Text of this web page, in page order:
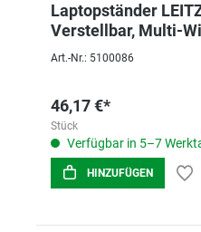
Laptopständer
Verstellbar, Multi-
Art.-Nr.: 5100086
46,17 €*
Stück
Verfügbar in 5–7
HINZUFÜGEN